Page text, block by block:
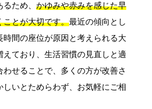
ため、 かゆみや赤みを感じた早
ことが大切です。最近の傾向とし
間の座位が原因と考えられる大
えており、生活習慣の見直しと適
せることで、多くの方が改善さ
いとためらわず、お気軽にご相